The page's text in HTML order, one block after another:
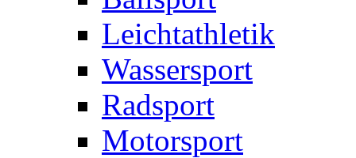
Leichtathletik
Wassersport
Radsport
Motorsport